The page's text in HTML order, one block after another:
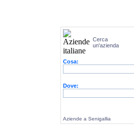
Cerca
un'azienda
Cosa:
Dove:
Aziende a Senigallia